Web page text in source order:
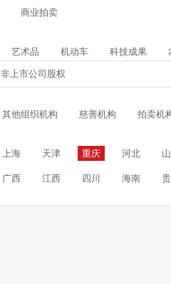
商业拍卖
艺术品 机动车 科技成果
非上市公司股权
其他组织机构 慈善机构 拍卖机
上海 天津 重庆 河北
广西 江西 四川 海南